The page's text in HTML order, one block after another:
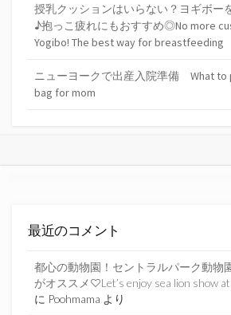
授乳クッションはいらない？ヨギボー
♪抱っこ疲れにもおすすめ◎No more
Yogibo! The best way for breastfeeding
ニューヨークで出産入院準備 What to
bag for mom
最近のコメント
都心の動物園！セントラルパーク動物
がオススメ♡Let’s enjoy sea lion show
に Poohmama より